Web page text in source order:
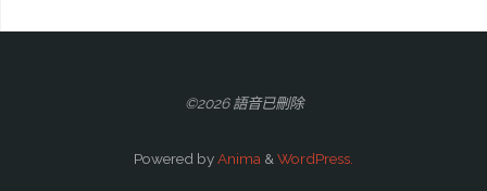
©2026 語音已刪除
Powered byAnima & WordPress.